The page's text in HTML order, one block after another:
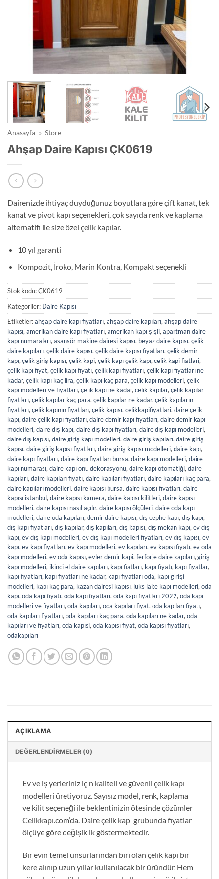
Anasayfa » Store
Ahşap Daire Kapısı ÇK0619
Dairenizde ihtiyaç duyduğunuz boyutlara göre çift kanat, tek
kanat ve pivot kapı seçenekleri, çok sayıda renk ve kaplama
alternatifi ile size özel çelik kapılar.
10 yıl garanti
Kompozit, İroko, Marin Kontra, Kompakt seçenekli
Stok kodu:ÇK0619
Kategoriler: Daire Kapısı
Etiketler:ahşap daire kapı fiyatları, ahşap daire kapıları, ahşap daire
kapısı, amerikan daire kapı fiyatları, amerikan kapı şişli, apartman daire
kapı numaraları, asansör makine dairesi kapısı, beyaz daire kapısı, çelik
daire kapıları, çelik daire kapısı, çelik daire kapısı fiyatları, çelik demir
kapı, çelik giriş kapısı, çelik kapi, çelik kapı çelik kapı, celik kapi fiatlari,
çelik kapı fiyat, çelik kapı fiyatı, çelik kapı fiyatları, çelik kapı fiyatları ne
kadar, çelik kapı kaç lira, çelik kapı kaç para, çelik kapı modelleri, çelik
kapı modelleri ve fiyatları, çelik kapı ne kadar, celik kapilar, çelik kapılar
fiyatları, çelik kapılar kaç para, çelik kapılar ne kadar, çelik kapıların
fiyatları, çelik kapının fiyatları, çelik kapısı, celikkapifiyatlari, daire çelik
kapı, daire çelik kapı fiyatları, daire demir kapı fiyatları, daire demir kapı
modelleri, daire dış kapı, daire dış kapı fiyatları, daire dış kapı modelleri,
daire dış kapısı, daire giriş kapı modelleri, daire giriş kapıları, daire giriş
kapısı, daire giriş kapısı fiyatları, daire giriş kapısı modelleri, daire kapı,
daire kapı fiyatları, daire kapı fiyatları bursa, daire kapı modelleri, daire
kapı numarası, daire kapı önü dekorasyonu, daire kapı otomatiği, daire
kapıları, daire kapıları fiyatı, daire kapıları fiyatları, daire kapıları kaç para,
daire kapıları modelleri, daire kapısı bursa, daire kapısı fiyatları, daire
kapısı istanbul, daire kapısı kamera, daire kapısı kilitleri, daire kapısı
modelleri, daire kapısı nasıl açılır, daire kapısı ölçüleri, daire oda kapı
modelleri, daire oda kapıları, demir daire kapısı, dış cephe kapı, dış kapı,
dış kapı fiyatları, dış kapılar, dış kapıları, dış kapısı, dış mekan kapı, ev dış
kapı, ev dış kapı modelleri, ev dış kapı modelleri fiyatları, ev dış kapısı, ev
kapı, ev kapı fiyatları, ev kapı modelleri, ev kapıları, ev kapısı fiyatı, ev oda
kapı modelleri, ev oda kapısı, evler demir kapi, ferforje daire kapıları, giriş
kapı modelleri, ikinci el daire kapıları, kapı fiatları, kapı fiyatı, kapı fiyatlar,
kapı fiyatları, kapı fiyatları ne kadar, kapı fiyatları oda, kapı girişi
modelleri, kapı kaç para, kazan dairesi kapısı, lüks lake kapı modelleri, oda
kapı, oda kapı fiyatı, oda kapı fiyatları, oda kapı fiyatları 2022, oda kapı
modelleri ve fiyatları, oda kapıları, oda kapıları fiyat, oda kapıları fiyatı,
oda kapıları fiyatları, oda kapıları kaç para, oda kapıları ne kadar, oda
kapıları ve fiyatları, oda kapısi, oda kapısı fiyat, oda kapısı fiyatları,
odakapıları
AÇIKLAMA
DEĞERLENDIRMELER (0)
Ev ve iş yerleriniz için kaliteli ve güvenli çelik kapı
modelleri üretiyoruz. Sayısız model, renk, kaplama
ve kilit seçeneği ile beklentinizin ötesinde çözümler
Celikkapı.com’da. Daire çelik kapı grubunda fiyatlar
ölçüye göre değişiklik göstermektedir.
Bir evin temel unsurlarından biri olan çelik kapı bir
kere alınıp uzun yıllar kullanılacak bir üründür. Hem